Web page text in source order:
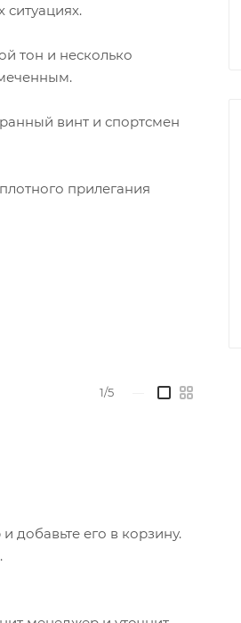
тон и несколько
винт и спортсмен
прилегания
1/5
добавьте его в корзину.